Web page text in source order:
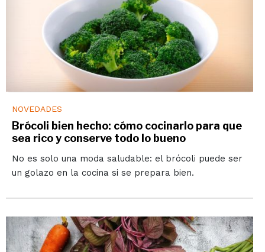
NOVEDADES
Brócoli bien hecho: cómo cocinarlo para que
sea rico y conserve todo lo bueno
No es solo una moda saludable: el brócoli puede ser
un golazo en la cocina si se prepara bien.